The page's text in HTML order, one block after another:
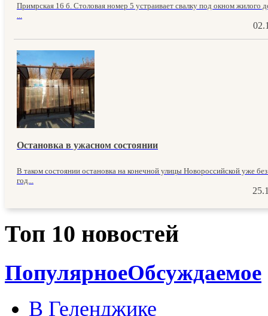
Примрская 16 б. Столовая номер 5 устраивает свалку под окном жилого
Остановка в ужасном состоянии
В таком состоянии остановка на конечной улицы Новороссийской уже
год...
Топ 10 новостей
ПопулярноеОбсуждаемое
В Геленджике